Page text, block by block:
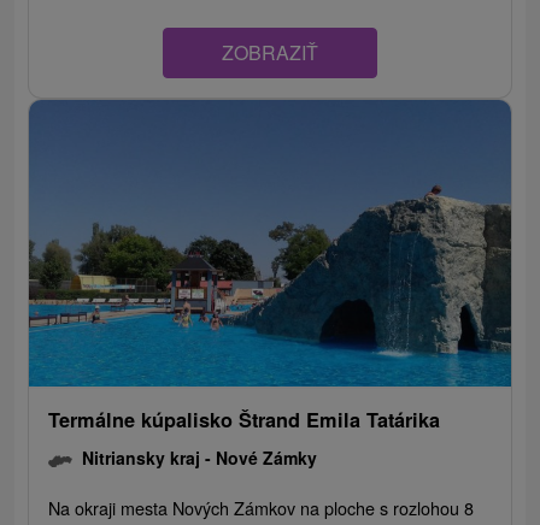
ZOBRAZIŤ
Termálne kúpalisko Štrand Emila Tatárika
Nitriansky kraj - Nové Zámky
Na okraji mesta Nových Zámkov na ploche s rozlohou 8